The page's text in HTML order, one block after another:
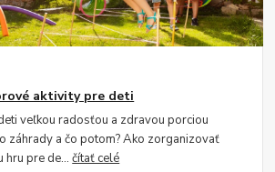
aktivity pre deti
veľkou radosťou a zdravou porciou
záhrady a čo potom? Ako zorganizovať
hru pre de...čítať celé